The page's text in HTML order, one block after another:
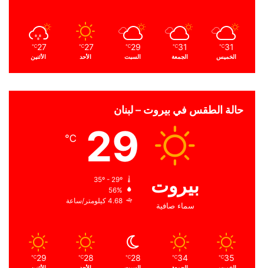
31
℃
الخميس
31
℃
الجمعة
29
℃
السبت
27
℃
الأحد
27
℃
الأثنين
حالة الطقس في بيروت – لبنان
بيروت
سماء صافية
29
℃
56%
4.68 كيلومتر/ساعة
35
℃
34
℃
28
℃
28
℃
29
℃